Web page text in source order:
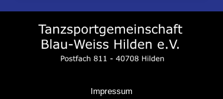
DORTMUND
24.6.2018
Impressum